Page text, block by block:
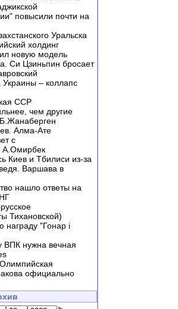
повысили почти на
Уральска
холдинг
новую модель
Си Цзиньпин бросает
Украины – коллапс
ССР
чем другие
Алма-Ате
с
А.Омирбек
Киев и Тбилиси из-за
Варшава в
нашло ответы на
Тихановской)
награду "Гонар і
ВПК нужна вечная
официально